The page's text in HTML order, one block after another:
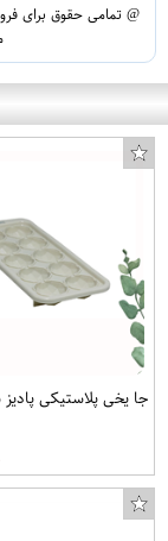
@ تمامی حقوق برای
جا یخی پلاستیکی